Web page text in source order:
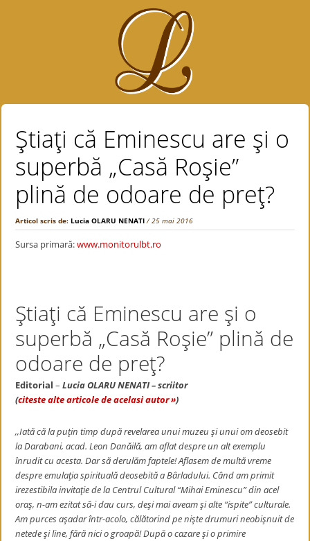
Ştiaţi că Eminescu are şi o
superbă „Casă Roşie”
plină de odoare de preţ?
Articol scris de:Lucia OLARU NENATI / 25 mai 2016
Sursa primară:www.monitorulbt.ro
Ştiaţi că Eminescu are şi o
superbă „Casă Roşie” plină de
odoare de preţ?
Editorial –Lucia OLARU NENATI – scriitor
(citeste alte articole de acelasi autor »)
,,Iată că la puţin timp după revelarea unui muzeu şi unui om deosebit
la Darabani, acad. Leon Danăilă, am aflat despre un alt exemplu
înrudit cu acesta. Dar să derulăm faptele! Aflasem de multă vreme
despre emulaţia spirituală deosebită a Bârladului. Când am primit
irezestibila invitaţie de la Centrul Cultural “Mihai Eminescu” din acel
oraş, n-am ezitat să-i dau curs, deşi mai aveam şi alte “ispite” culturale.
Am purces aşadar într-acolo, călătorind pe nişte drumuri neobişnuit de
netede şi line, fără nici o groapă! După o cazare şi o primire